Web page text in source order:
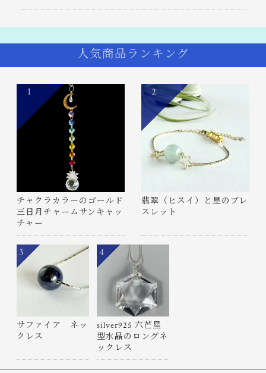
人気商品ランキング
チャクラカラーのゴールド
三日月チャームサンキャッ
チャー
1
翡翠（ヒスイ）と星のブレ
スレット
2
サファイア ネッ
クレス
3
silver925 六芒星
型水晶のロングネ
ックレス
4